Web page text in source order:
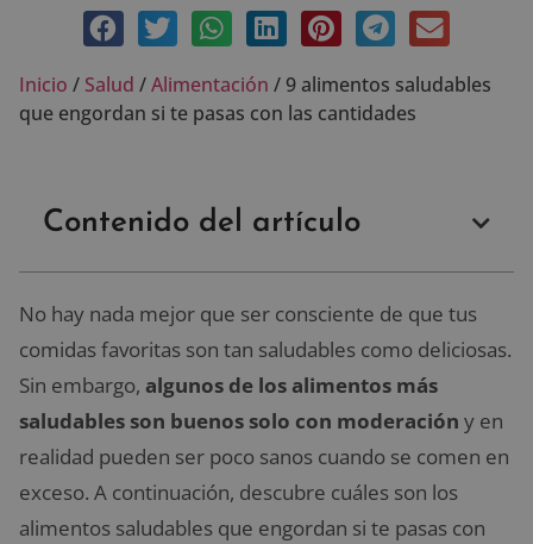
Inicio / Salud /Alimentación /9 alimentos saludables
que engordan si te pasas con las cantidades
Contenido del artículo
No hay nada mejor que ser consciente de que tus
comidas favoritas son tan saludables como deliciosas.
Sin embargo, algunos de los alimentos más
saludables son buenos solo con moderación y en
realidad pueden ser poco sanos cuando se comen en
exceso. A continuación, descubre cuáles son los
alimentos saludables que engordan si te pasas con